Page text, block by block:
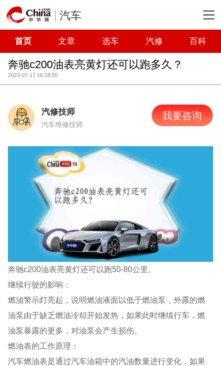
汽车
首页 文章 选车 汽修 百科
奔驰c200油表亮黄灯还可以跑多久？
2023-07-17 16:18:55
汽修技师
汽车维修技师
我要咨询
奔驰c200油表亮黄灯还可以跑50-80公里。
继续行驶的影响：
燃油警示灯亮起，说明燃油液面以低于燃油泵，外露的燃
油泵由于缺乏燃油冷却开始发热，如果此时继续行车，燃
油泵暴露的更多，对油泵会产生损伤。
燃油表的工作原理：
汽车燃油表是通过汽车油箱中的汽油数量进行变化，如果